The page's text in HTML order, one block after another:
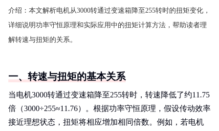
介绍： 本文解析电机从3000转通过变速箱降至255转时的扭矩变化，
详细说明功率守恒原理和实际应用中的扭矩计算方法，帮助读者理
解转速与扭矩的关系。
一、转速与扭矩的基本关系
当电机3000转通过变速箱降至255转时，转速降低了约11.75
倍（3000÷255≈11.76）。根据功率守恒原理，假设传动效率
接近理想状态，扭矩将相应增加相同倍数。例如，若电机